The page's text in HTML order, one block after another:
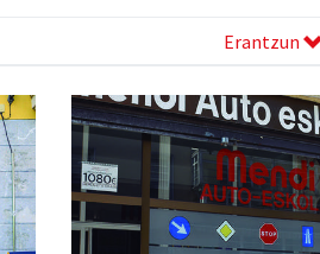
Erantzun